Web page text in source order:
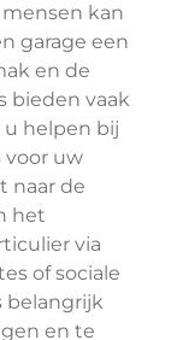
kan
garage een
en de
bieden vaak
helpen bij
voor uw
naar de
het
via
of sociale
belangrijk
en te